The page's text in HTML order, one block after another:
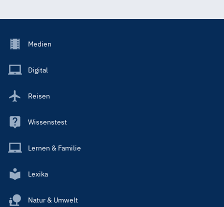
Footer
Main
Medien
Digital
Reisen
Wissenstest
Lernen & Familie
Lexika
Natur & Umwelt